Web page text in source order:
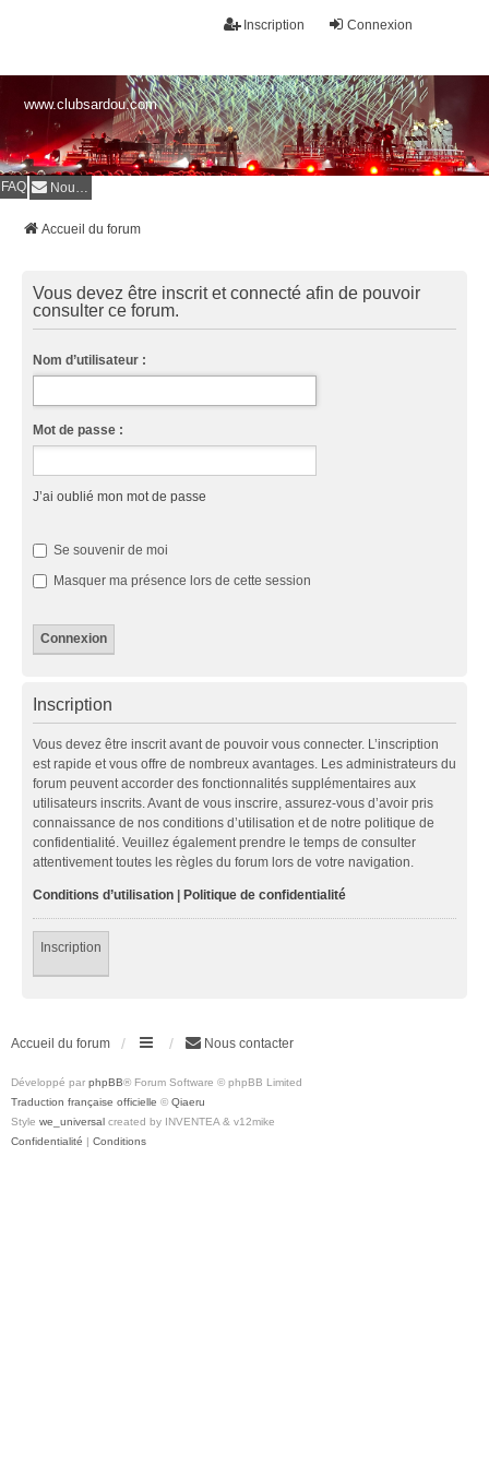
Connexion
Inscription
www.clubsardou.com
FAQ Nous contacter
Accueil du forum
Vous devez être inscrit et connecté afin de pouvoir
consulter ce forum.
Nom d’utilisateur :
Mot de passe :
J’ai oublié mon mot de passe
Se souvenir de moi
Masquer ma présence lors de cette session
Inscription
Vous devez être inscrit avant de pouvoir vous connecter. L’inscription
est rapide et vous offre de nombreux avantages. Les administrateurs du
forum peuvent accorder des fonctionnalités supplémentaires aux
utilisateurs inscrits. Avant de vous inscrire, assurez-vous d’avoir pris
connaissance de nos conditions d’utilisation et de notre politique de
confidentialité. Veuillez également prendre le temps de consulter
attentivement toutes les règles du forum lors de votre navigation.
Conditions d’utilisation | Politique de confidentialité
Inscription
Accueil du forum Nous contacter
Développé par phpBB® Forum Software © phpBB Limited
Traduction française officielle © Qiaeru
Style we_universal created by INVENTEA & v12mike
Confidentialité | Conditions